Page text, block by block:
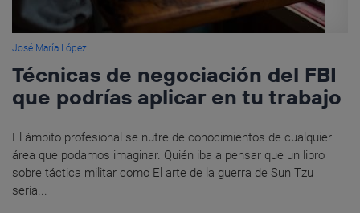
José María López
Técnicas de negociación del FBI
que podrías aplicar en tu trabajo
El ámbito profesional se nutre de conocimientos de cualquier
área que podamos imaginar. Quién iba a pensar que un libro
sobre táctica militar como El arte de la guerra de Sun Tzu
sería...